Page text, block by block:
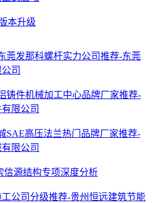
本升级
莞发那科螺杆实力公司推荐-东莞
司
铸件机械加工中心品牌厂家推荐-
限公司
SAE高压法兰热门品牌厂家推荐-
限公司
信源结构专项深度分析
公司分级推荐-贵州恒远建筑节能